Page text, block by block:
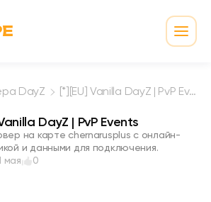
DayZ [*][EU] Vanilla DayZ | PvP Events
DayZ | PvP Events
на карте chernarusplus с онлайн-
и данными для подключения.
мая 0